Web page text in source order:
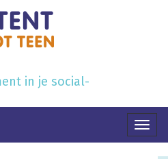
in je social-